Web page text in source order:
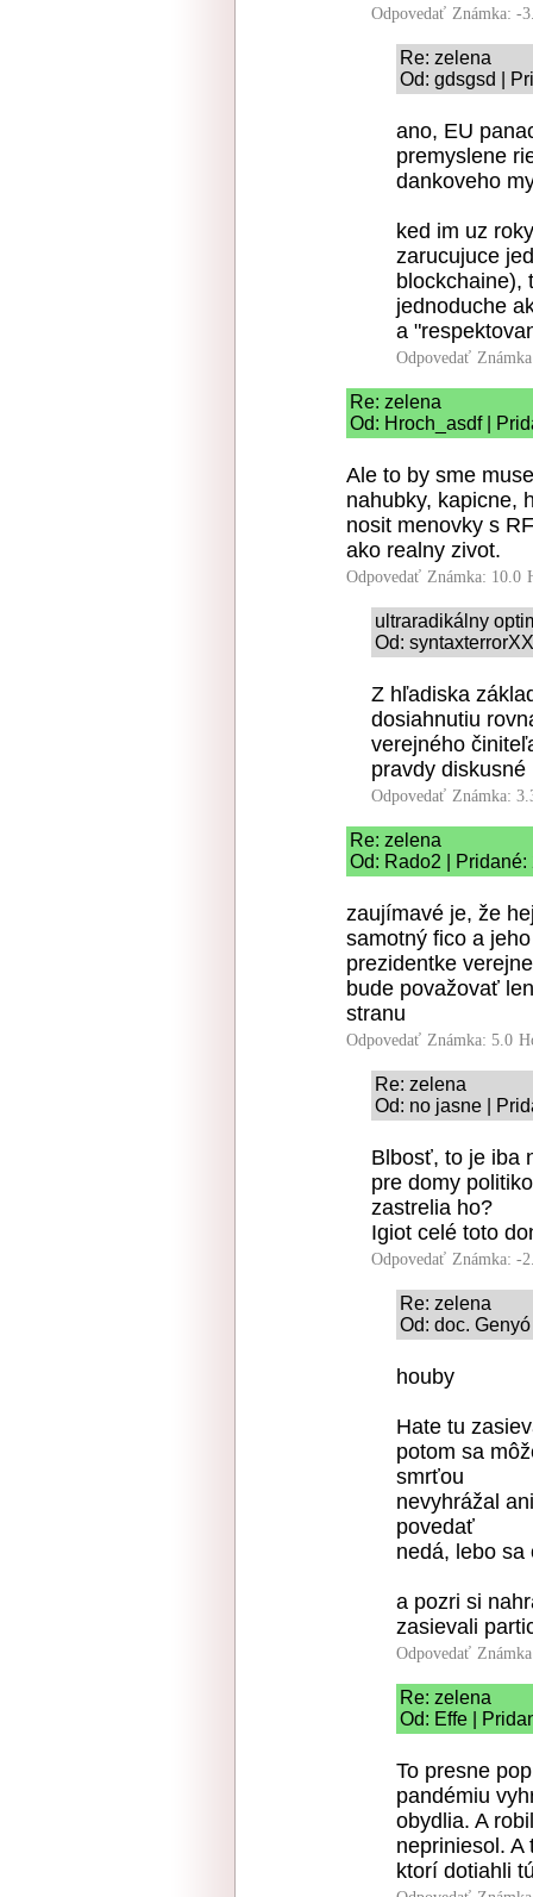
Odpovedať Známka: -
Re: zelena
Od: gdsgsd |
ano, EU
premyslene
dankoveho
ked im uz
zarucujuce
blockchaine),
jednoduche
a
Odpovedať
Re: zelena
Od: Hroch_asdf |
Ale to by sme
nahubky, kapicne,
nosit menovky s
ako realny zivot.
Odpovedať Známka: 10.0
ultraradikálny
Od:
Z hľadiska
dosiahnutiu
verejného
pravdy
Odpovedať Známka:
Re: zelena
Od: Rado2 | Pridané:
zaujímavé je, že
samotný fico a
prezidentke
bude považovať
stranu
Odpovedať Známka: 5.0
Re: zelena
Od: no jasne |
Blbosť, to je iba
pre domy
zastrelia ho?
Igiot celé toto
Odpovedať Známka: -
Re: zelena
Od: doc.
houby
Hate tu
potom sa
smrťou
nevyhrážal
povedať
nedá, lebo sa
a pozri si
zasievali
Odpovedať
Re: zelena
Od: Effe |
To presne
pandémiu
obydlia. A
nepriniesol. A
ktorí dotiahli